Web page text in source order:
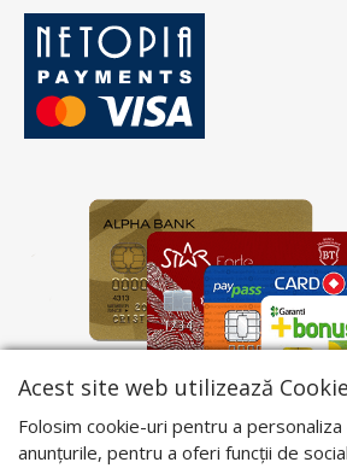
Acest site web utilizează
Folosim cookie-uri pentru a personaliza
anunțurile, pentru a oferi funcții de